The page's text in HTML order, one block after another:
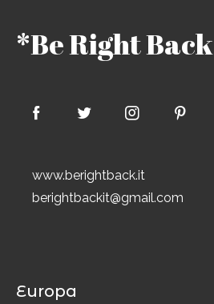
*Be Right Back
www.berightback.it
berightbackit@gmail.com
Europa